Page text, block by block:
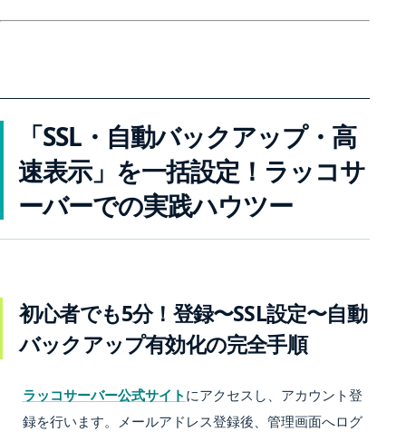
「SSL・自動バックアップ・高
速表示」を一括設定！ラッコサ
ーバーでの実践ハウツー
初心者でも5分！登録〜SSL設定〜自動
バックアップ有効化の完全手順
ラッコサーバー公式サイト にアクセスし、アカウント登
録を行います。メールアドレス登録後、管理画面へログ